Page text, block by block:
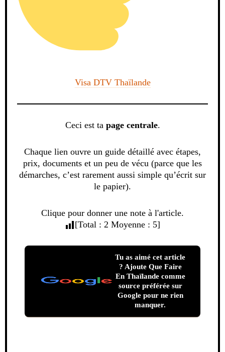
Visa DTV Thaïlande
Ceci est ta page centrale.
Chaque lien ouvre un guide détaillé avec étapes,
prix, documents et un peu de vécu (parce que les
démarches, c’est rarement aussi simple qu’écrit sur
le papier).
Clique pour donner une note à l'article.
[Total : 2 Moyenne : 5]
Tu as aimé cet article
? Ajoute Que Faire
En Thaïlande comme
source préférée sur
Google pour ne rien
manquer.